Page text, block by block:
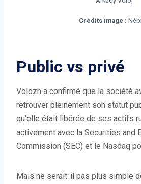
Crédits image :
Public vs privé
Volozh a confirmé que la société
retrouver pleinement son statut
qu'elle était libérée de ses actifs
activement avec la Securities and
Commission (SEC) et le Nasdaq
Mais ne serait-il pas plus simple